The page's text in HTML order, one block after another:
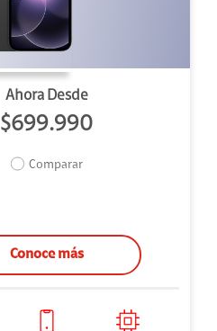
Ahora Desde
$699.990
Comparar
Conoce más